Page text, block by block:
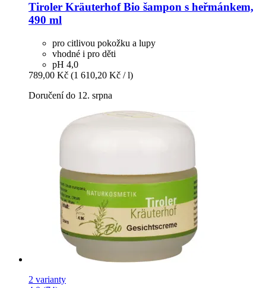
Tiroler KräuterhofBio šampon s heřmánkem,
490 ml
pro citlivou pokožku a lupy
vhodné i pro děti
pH 4,0
789,00 Kč (1 610,20 Kč / l)
Doručení do 12. srpna
2 varianty